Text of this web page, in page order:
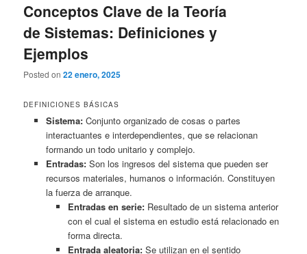
Conceptos Clave de la Teoría
de Sistemas: Definiciones y
Ejemplos
Posted on22 enero, 2025
DEFINICIONES BÁSICAS
Sistema:Conjunto organizado de cosas o partes
interactuantes e interdependientes, que se relacionan
formando un todo unitario y complejo.
Entradas:Son los ingresos del sistema que pueden ser
recursos materiales, humanos o información. Constituyen
la fuerza de arranque.
Entradas en serie: Resultado de un sistema anterior
con el cual el sistema en estudio está relacionado en
forma directa.
Entrada aleatoria: Se utilizan en el sentido